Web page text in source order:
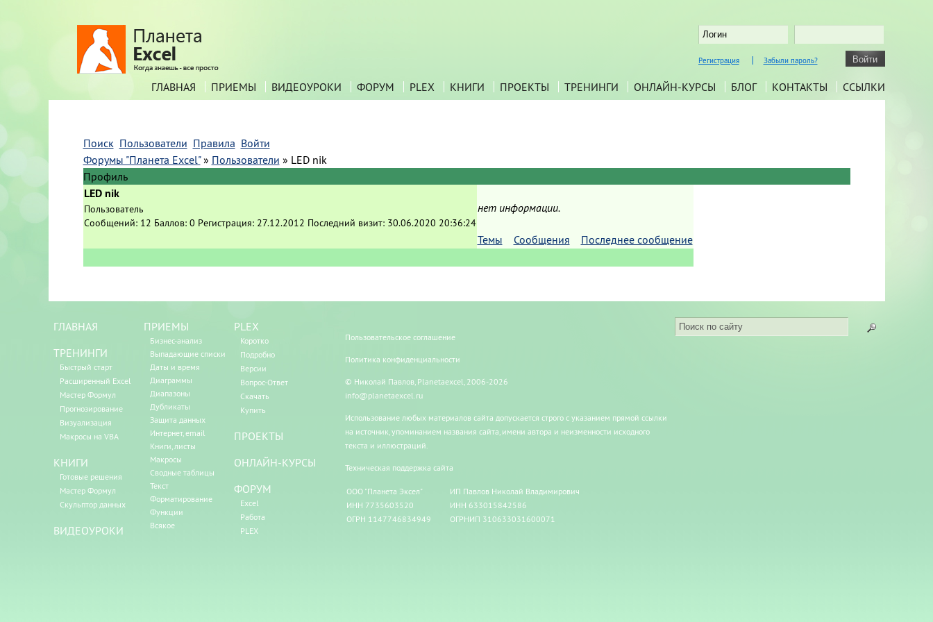
Регистрация Забыли пароль?
ГЛАВНАЯ ПРИЕМЫ ВИДЕОУРОКИ ФОРУМ PLEX КНИГИ ПРОЕКТЫ ТРЕНИНГИ ОНЛАЙН-КУРСЫ БЛОГ КОНТАКТЫ ССЫЛКИ
Поиск Пользователи Правила Войти
Форумы "Планета Excel" » Пользователи » LED nik
Профиль
LED nik
Пользователь
Сообщений: 12 Баллов: 0 Регистрация: 27.12.2012 Последний визит: 30.06.2020 20:36:24
нет информации.
Темы Сообщения Последнее сообщение
ГЛАВНАЯ
ТРЕНИНГИ
Быстрый старт
Расширенный Excel
Мастер Формул
Прогнозирование
Визуализация
Макросы на VBA
КНИГИ
Готовые решения
Мастер Формул
Скульптор данных
ВИДЕОУРОКИ
ПРИЕМЫ
Бизнес-анализ
Выпадающие списки
Даты и время
Диаграммы
Диапазоны
Дубликаты
Защита данных
Интернет, email
Книги, листы
Макросы
Сводные таблицы
Текст
Форматирование
Функции
Всякое
PLEX
Коротко
Подробно
Версии
Вопрос-Ответ
Скачать
Купить
ПРОЕКТЫ
ОНЛАЙН-КУРСЫ
ФОРУМ
Excel
Работа
PLEX
Пользовательское соглашение
Политика конфиденциальности
© Николай Павлов, Planetaexcel, 2006-2026
info@planetaexcel.ru
Использование любых материалов сайта допускается строго с указанием прямой ссылки
на источник, упоминанием названия сайта, имени автора и неизменности исходного
текста и иллюстраций.
Техническая поддержка сайта
ООО "Планета Эксел"
ИНН 7735603520
ОГРН 1147746834949
ИП Павлов Николай Владимирович
ИНН 633015842586
ОГРНИП 310633031600071